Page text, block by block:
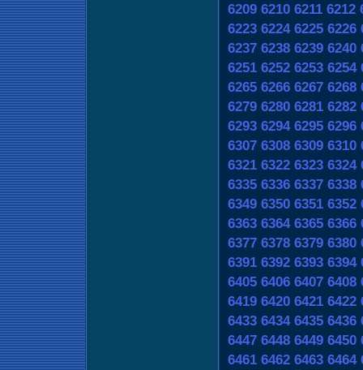
6209 6210 6211 6212
6223 6224 6225 6226
6237 6238 6239 6240
6251 6252 6253 6254
6265 6266 6267 6268
6279 6280 6281 6282
6293 6294 6295 6296
6307 6308 6309 6310
6321 6322 6323 6324
6335 6336 6337 6338
6349 6350 6351 6352
6363 6364 6365 6366
6377 6378 6379 6380
6391 6392 6393 6394
6405 6406 6407 6408
6419 6420 6421 6422
6433 6434 6435 6436
6447 6448 6449 6450
6461 6462 6463 6464